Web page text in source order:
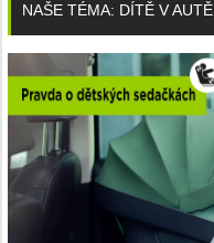
NAŠE TÉMA: DÍTĚ V AUTĚ